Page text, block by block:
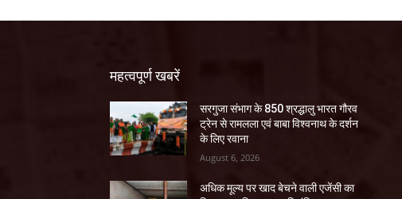
महत्वपूर्ण खबरें
सरगुजा संभाग के 850 श्रद्धालु भारत गौरव
ट्रेन से रामलला एवं बाबा विश्वनाथ के दर्शन
के लिए रवाना
August 6, 2026
अधिक मूल्य पर खाद बेचने वाली एजेंसी का